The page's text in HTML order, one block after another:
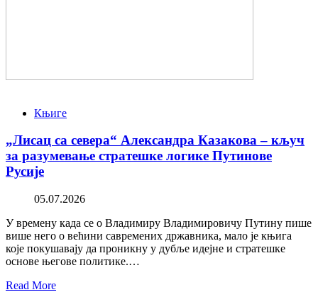
Књиге
„Лисац са севера“ Александра Казакова – кључ
за разумевање стратешке логике Путинове
Русије
05.07.2026
У времену када се о Владимиру Владимировичу Путину пише
више него о већини савремених државника, мало је књига
које покушавају да проникну у дубље идејне и стратешке
основе његове политике.…
Read More